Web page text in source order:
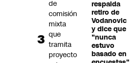
respalda
retiro de
Vodanovic
y dice que
"nunca
estuvo
basado en
de
comisión
mixta
que
tramita
proyecto